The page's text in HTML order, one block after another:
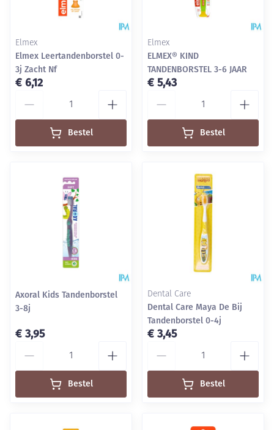
Elmex
Elmex Leertandenborstel 0-
3j Zacht Nf
€ 6,12
Bestel
Elmex
ELMEX® KIND
TANDENBORSTEL 3-6 JAAR
€ 5,43
Bestel
Axoral Kids Tandenborstel
3-8j
€ 3,95
Bestel
Dental Care
Dental Care Maya De Bij
Tandenborstel 0-4j
€ 3,45
Bestel